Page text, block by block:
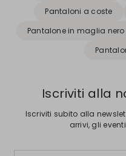
Pantaloni a coste
Pantalone in maglia nero
Iscriviti alla
Iscriviti subito alla
arrivi, gli